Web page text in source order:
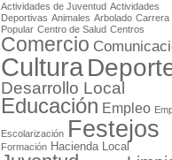
Actividades de Juventud Actividades
Deportivas Animales Arbolado Carrera
Popular Centro de Salud Centros
Comercio
Cultura
Desarrollo Local
Educación Empleo
Escolarización Festejos
Formación Hacienda Local